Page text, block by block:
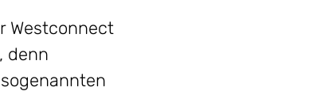
Westconnect
denn